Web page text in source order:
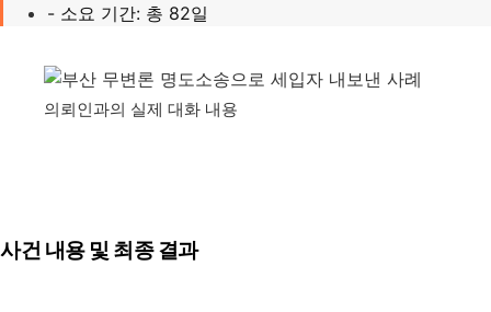
- 소요 기간: 총 82일
의뢰인과의 실제 대화 내용
사건 내용 및 최종 결과